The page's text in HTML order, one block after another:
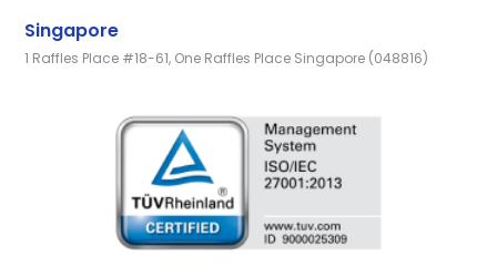
Singapore
1 Raffles Place #18-61, One Raffles Place Singapore (048816)